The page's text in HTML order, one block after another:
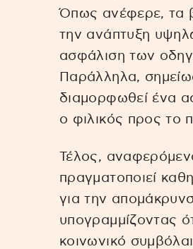
Όπως ανέφερε, τα
την ανάπτυξη
ασφάλιση των
Παράλληλα,
διαμορφωθεί ένα
ο φιλικός προς το
Τέλος,
πραγματοποιεί
για την
υπογραμμίζοντας
κοινωνικό